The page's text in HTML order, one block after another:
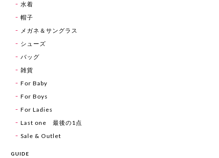
水着
帽子
メガネ＆サングラス
シューズ
バッグ
雑貨
For Baby
For Boys
For Ladies
Last one 最後の1点
Sale & Outlet
GUIDE